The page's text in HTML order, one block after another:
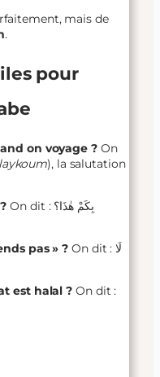
mais de
.
pour
on voyage ?On
), la salutation
On dit : بِكَمْ هٰذَا؟
pas » ? On dit : لَا
est halal ? On dit :